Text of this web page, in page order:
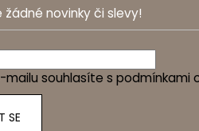
žádné novinky či slevy!
mailu souhlasíte s podmínkami
SE